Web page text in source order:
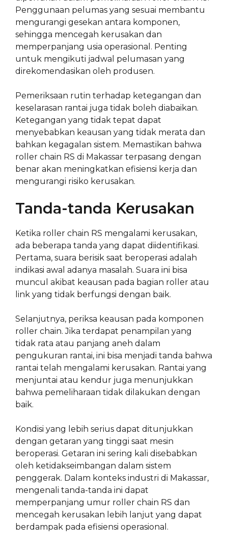
Penggunaan pelumas yang sesuai membantu
mengurangi gesekan antara komponen,
sehingga mencegah kerusakan dan
memperpanjang usia operasional. Penting
untuk mengikuti jadwal pelumasan yang
direkomendasikan oleh produsen.
Pemeriksaan rutin terhadap ketegangan dan
keselarasan rantai juga tidak boleh diabaikan.
Ketegangan yang tidak tepat dapat
menyebabkan keausan yang tidak merata dan
bahkan kegagalan sistem. Memastikan bahwa
roller chain RS di Makassar terpasang dengan
benar akan meningkatkan efisiensi kerja dan
mengurangi risiko kerusakan.
Tanda-tanda Kerusakan
Ketika roller chain RS mengalami kerusakan,
ada beberapa tanda yang dapat diidentifikasi.
Pertama, suara berisik saat beroperasi adalah
indikasi awal adanya masalah. Suara ini bisa
muncul akibat keausan pada bagian roller atau
link yang tidak berfungsi dengan baik.
Selanjutnya, periksa keausan pada komponen
roller chain. Jika terdapat penampilan yang
tidak rata atau panjang aneh dalam
pengukuran rantai, ini bisa menjadi tanda bahwa
rantai telah mengalami kerusakan. Rantai yang
menjuntai atau kendur juga menunjukkan
bahwa pemeliharaan tidak dilakukan dengan
baik.
Kondisi yang lebih serius dapat ditunjukkan
dengan getaran yang tinggi saat mesin
beroperasi. Getaran ini sering kali disebabkan
oleh ketidakseimbangan dalam sistem
penggerak. Dalam konteks industri di Makassar,
mengenali tanda-tanda ini dapat
memperpanjang umur roller chain RS dan
mencegah kerusakan lebih lanjut yang dapat
berdampak pada efisiensi operasional.